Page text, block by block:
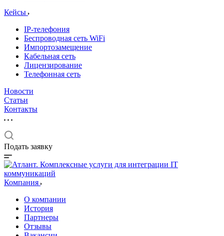
Кейсы
IP-телефония
Беспроводная сеть WiFi
Импортозамещение
Кабельная сеть
Лицензирование
Телефонная сеть
Новости
Статьи
Контакты
Подать заявку
Компания
О компании
История
Партнеры
Отзывы